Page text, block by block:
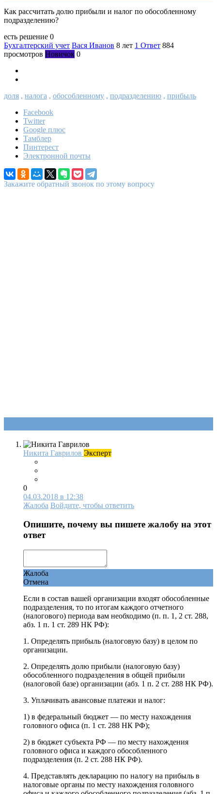
Как рассчитать долю прибыли и налог по обособленному
подразделению?
есть решение 0
Бухгалтерский учет Вася Иванов 8 лет 1 Ответ 884
просмотров Новичок 0
доля , налога , обособленному , подразделению , прибыль
Facebook
Twitter
Google плюс
Тамблер
Пинтерест
Электронной почты
Закажите обратный звонок по этому вопросу
Никита Гаврилов Эксперт
0
04.03.2018 в 12:38
Жалоба Войдите, чтобы ответить
Опишите, почему вы пишете жалобу на этот
ответ
Жалоба
Отмена
Если в состав вашей организации входят обособленные
подразделения, то по итогам каждого отчетного
(налогового) периода вам необходимо (п. п. 1, 2 ст. 288,
абз. 1 п. 1 ст. 289 НК РФ):
1. Определять прибыль (налоговую базу) в целом по
организации.
2. Определять долю прибыли (налоговую базу)
обособленного подразделения в общей прибыли
(налоговой базе) организации (абз. 1 п. 2 ст. 288 НК РФ).
3. Уплачивать авансовые платежи и налог:
1) в федеральный бюджет — по месту нахождения
головного офиса (п. 1 ст. 288 НК РФ);
2) в бюджет субъекта РФ — по месту нахождения
головного офиса и каждого обособленного
подразделения (п. 2 ст. 288 НК РФ).
4. Представлять декларацию по налогу на прибыль в
налоговые органы по месту нахождения головного